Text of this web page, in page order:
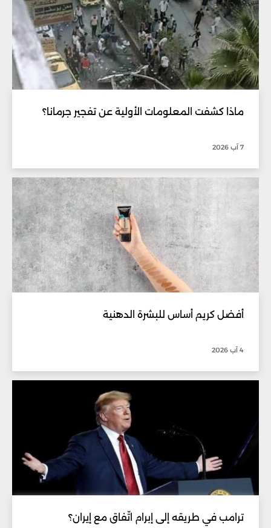
ماذا كشفت المعلومات الأولية عن تفجير جرمانا؟
7 آب 2026
أفضل كريم أساس للبشرة الدهنية
4 آب 2026
ترامب في طريقه إلى إبرام اتّفاق مع إيران؟